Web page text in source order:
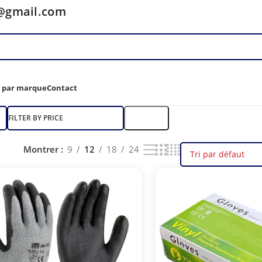
par marqueContact
FILTER BY PRICE
Montrer 9 12 18 24